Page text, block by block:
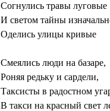
Согнулись травы луговые
И светом тайны
Оделись улицы кривые
Смеялись люди на базаре,
Роняя редьку и сардели,
Таксисты в радостном
В такси на красный свет